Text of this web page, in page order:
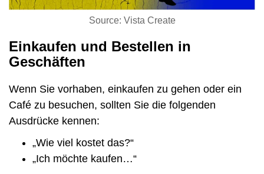
Source: Vista Create
Einkaufen und Bestellen in
Geschäften
Wenn Sie vorhaben, einkaufen zu gehen oder ein
Café zu besuchen, sollten Sie die folgenden
Ausdrücke kennen:
„Wie viel kostet das?“
„Ich möchte kaufen…“